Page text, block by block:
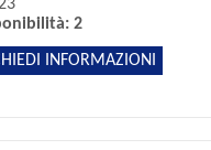
2
INFORMAZIONI